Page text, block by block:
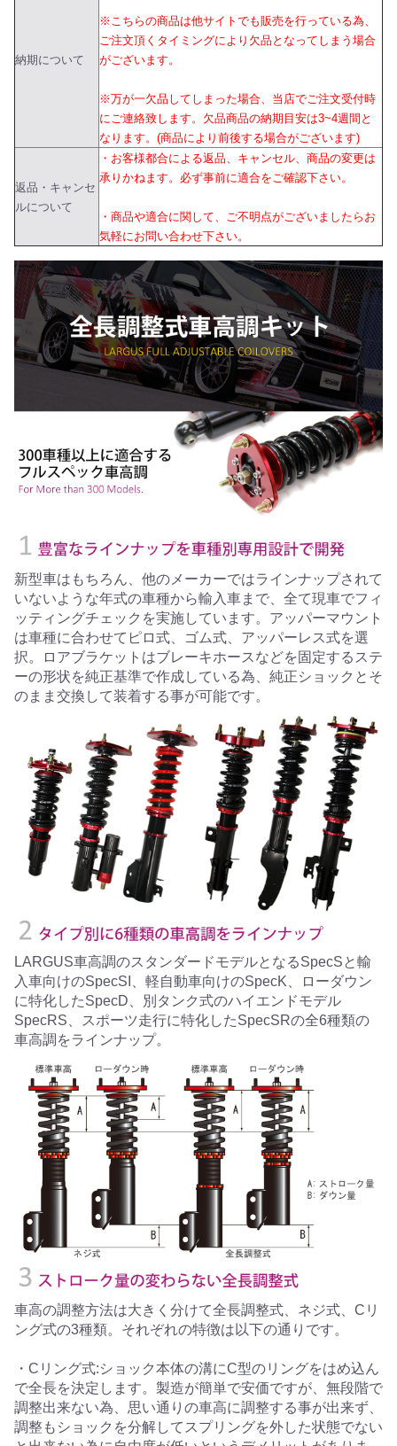
納期について
※こちらの商品は他サイトでも販売を行っている為、
ご注文頂くタイミングにより欠品となってしまう場合
がございます。
※万が一欠品してしまった場合、当店でご注文受付時
にご連絡致します。欠品商品の納期目安は3~4週間と
なります。(商品により前後する場合がございます)
返品・キャンセ
ルについて
・お客様都合による返品、キャンセル、商品の変更は
承りかねます。必ず事前に適合をご確認下さい。
・商品や適合に関して、ご不明点がございましたらお
気軽にお問い合わせ下さい。
新型車はもちろん、他のメーカーではラインナップされて
いないような年式の車種から輸入車まで、全て現車でフィ
ッティングチェックを実施しています。アッパーマウント
は車種に合わせてピロ式、ゴム式、アッパーレス式を選
択。ロアブラケットはブレーキホースなどを固定するステ
ーの形状を純正基準で作成している為、純正ショックとそ
のまま交換して装着する事が可能です。
LARGUS車高調のスタンダードモデルとなるSpecSと輸
入車向けのSpecSI、軽自動車向けのSpecK、ローダウン
に特化したSpecD、別タンク式のハイエンドモデル
SpecRS、スポーツ走行に特化したSpecSRの全6種類の
車高調をラインナップ。
車高の調整方法は大きく分けて全長調整式、ネジ式、Cリ
ング式の3種類。それぞれの特徴は以下の通りです。
・Cリング式:ショック本体の溝にC型のリングをはめ込ん
で全長を決定します。製造が簡単で安価ですが、無段階で
調整出来ない為、思い通りの車高に調整する事が出来ず、
調整もショックを分解してスプリングを外した状態でない